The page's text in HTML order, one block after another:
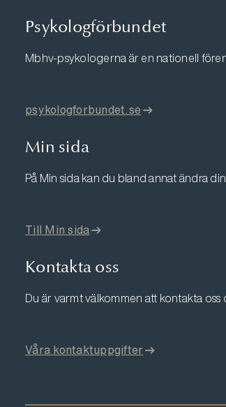
Psykologförbundet
Mbhv-psykologerna är en nationell
psykologforbundet.se
Min sida
På Min sida kan du bland annat ändra
Till Min sida
Kontakta oss
Du är varmt välkommen att kontakta
Våra kontaktuppgifter